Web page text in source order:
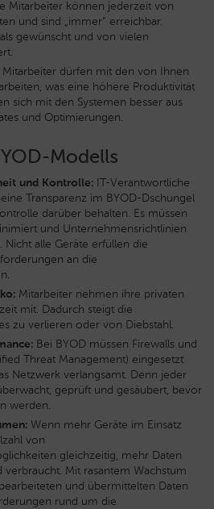
Mitarbeiter können jederzeit von
und sind „immer“ erreichbar.
gewünscht und von vielen
Mitarbeiter dürfen mit den von Ihnen
was eine höhere Produktivität
sich mit den Systemen besser aus
und Optimierungen.
Modells
und Kontrolle: IT-Verantwortliche
Transparenz im BYOD-Dschungel
darüber behalten. Es müssen
und Unternehmensrichtlinien
Nicht alle Geräte erfüllen die
an die
Mitarbeiter nehmen ihre privaten
mit. Dadurch steigt die
zu verlieren oder von Diebstahl.
Bei BYOD müssen Firewalls und
Threat Management) eingesetzt
Netzwerk verlangsamt. Denn jeder
geprüft und gesäubert, bevor
werden.
Wenn mehr Geräte im Einsatz
von
gleichzeitig, mehr Daten
Mit rasantem Wachstum
und übermittelten Daten
rund um die